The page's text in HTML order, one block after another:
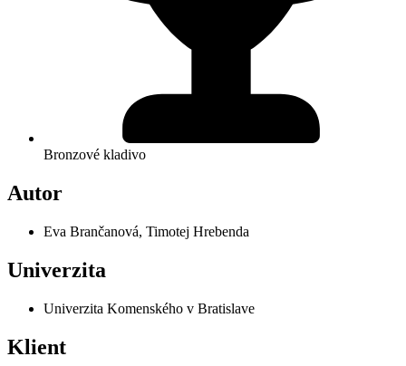
Bronzové kladivo
Autor
Eva Brančanová, Timotej Hrebenda
Univerzita
Univerzita Komenského v Bratislave
Klient